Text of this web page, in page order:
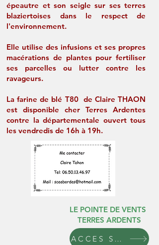
épeautre et son seigle sur ses terres
blaziertoises dans le respect de
l'environnement.
Elle utilise des infusions et ses propres
macérations de plantes pour fertiliser
ses parcelles ou lutter contre les
ravageurs.
La farine de blé T80 de Claire THAON
est disponible cher Terres Ardentes
contre la départementale ouvert tous
les vendredis de 16h à 19h.
ACCES SITE
LE POINTE DE VENTS
TERRES ARDENTS